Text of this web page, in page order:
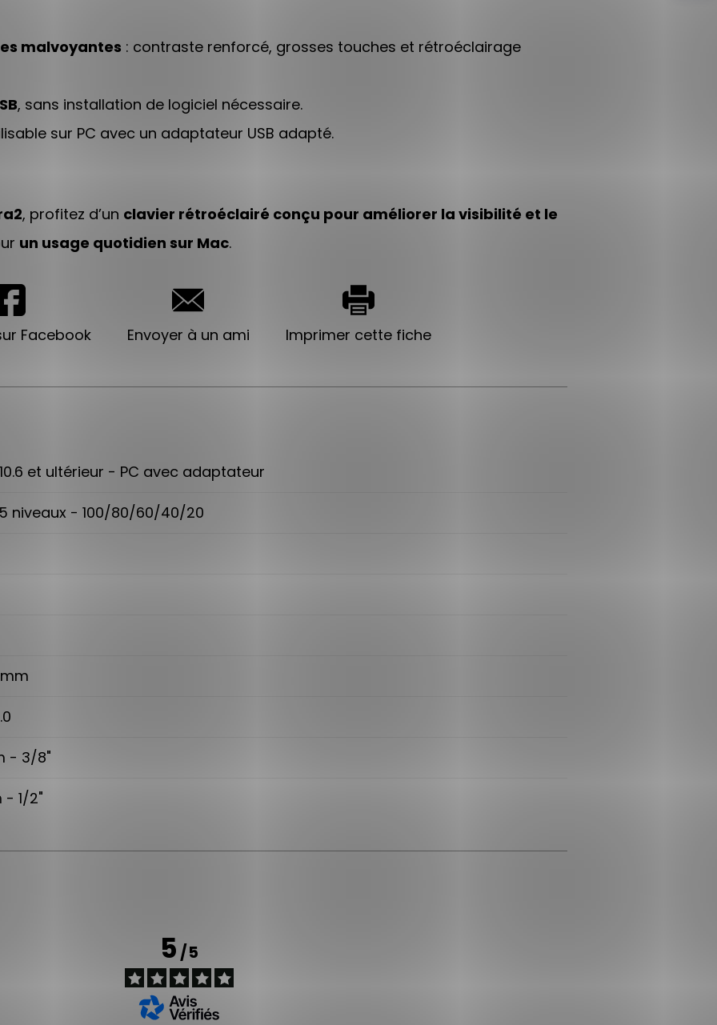
malvoyantes : contraste renforcé, grosses touches et rétroéclairage
, sans installation de logiciel nécessaire.
sur PC avec un adaptateur USB adapté.
, profitez d’un clavier rétroéclairé conçu pour améliorer la visibilité et le
un usage quotidien sur Mac.
Facebook Envoyer à un ami Imprimer cette fiche
et ultérieur - PC avec adaptateur
niveaux - 100/80/60/40/20
- 3/8"
- 1/2"
5/5